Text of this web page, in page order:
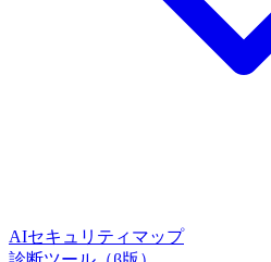
AIセキュリティマップ